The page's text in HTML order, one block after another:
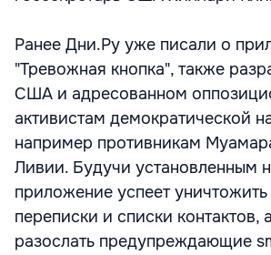
Ранее Дни.Ру уже писали о
"Тревожная кнопка", также
США и адресованном
активистам демократической
например противникам
Ливии. Будучи установленным
приложение успеет
переписки и списки контактов,
разослать предупреждающие